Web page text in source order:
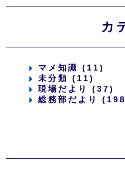
カ
マメ知識 (11)
未分類 (11)
現場だより (37)
総務部だより